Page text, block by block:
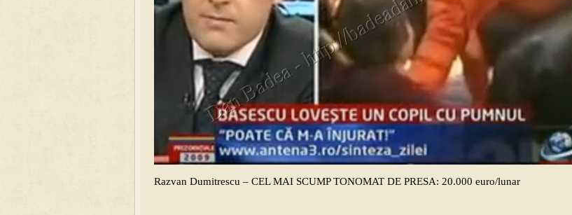
Razvan Dumitrescu – CEL MAI SCUMP TONOMAT DE PRESA: 20.000 euro/lunar